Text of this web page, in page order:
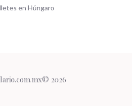
en Húngaro
2026